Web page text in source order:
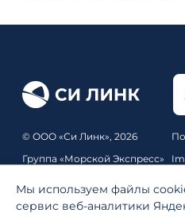
© ООО «Си Линк», 2026
Группа «Морской Экспресс»
Карта сайта
Мы используем файлы
сервис веб-аналитики